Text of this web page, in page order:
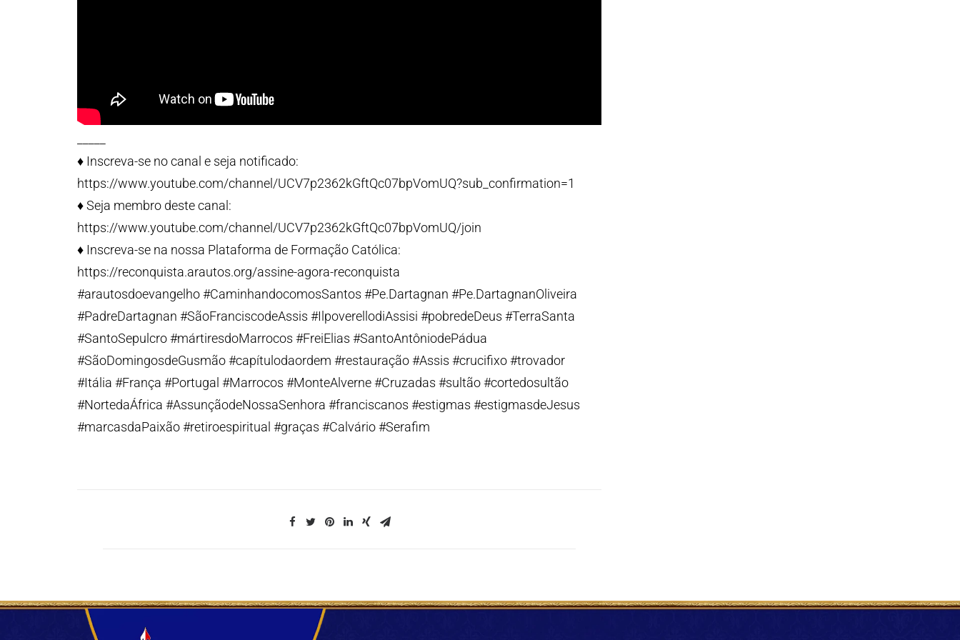
♦️ Inscreva-se no canal e seja notificado:
https://www.youtube.com/channel/UCV7p2362kGftQc07bpVomUQ?sub_confirmation=1
♦️ Seja membro deste canal:
https://www.youtube.com/channel/UCV7p2362kGftQc07bpVomUQ/join
♦️ Inscreva-se na nossa Plataforma de Formação Católica:
https://reconquista.arautos.org/assine-agora-reconquista
#arautosdoevangelho #CaminhandocomosSantos #Pe.Dartagnan #Pe.DartagnanOliveira
#PadreDartagnan #SãoFranciscodeAssis #IlpoverellodiAssisi #pobredeDeus #TerraSanta
#SantoSepulcro #mártiresdoMarrocos #FreiElias #SantoAntôniodePádua
#SãoDomingosdeGusmão #capítulodaordem #restauração #Assis #crucifixo #trovador
#Itália #França #Portugal #Marrocos #MonteAlverne #Cruzadas #sultão #cortedosultão
#NortedaÁfrica #AssunçãodeNossaSenhora #franciscanos #estigmas #estigmasdeJesus
#marcasdaPaixão #retiroespiritual #graças #Calvário #Serafim